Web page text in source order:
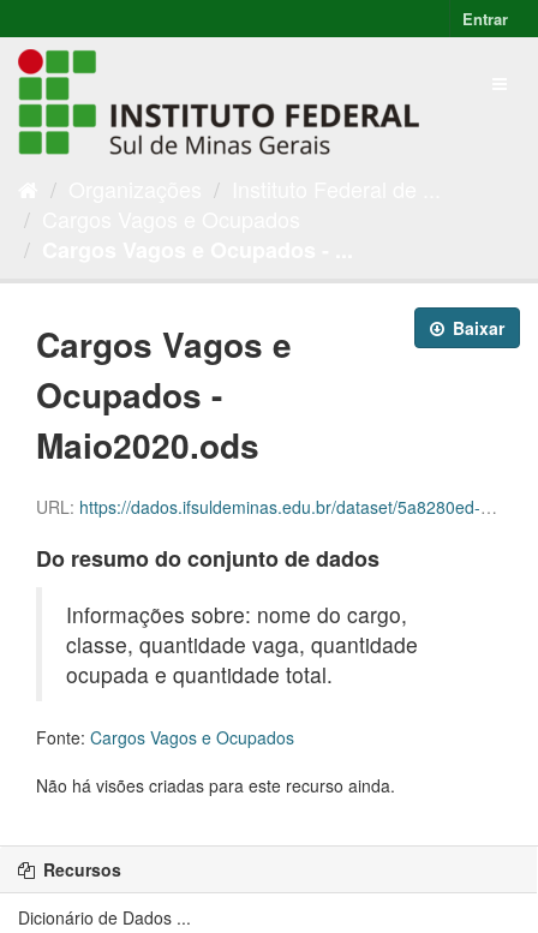
Entrar
Baixar
Cargos Vagos e
Ocupados -
Maio2020.ods
URL: https://dados.ifsuldeminas.edu.br/dataset/5a8280ed-031b-45f2-9623-37aa7026fd68/resource/0fcc8f70-c82f-4adb-88ba-f1890d75ef74/download/cargos-vagos-e-ocupados-maio2020.ods
Do resumo do conjunto de dados
Informações sobre: nome do cargo,
classe, quantidade vaga, quantidade
ocupada e quantidade total.
Fonte: Cargos Vagos e Ocupados
Não há visões criadas para este recurso ainda.
Recursos
Dicionário de Dados ...